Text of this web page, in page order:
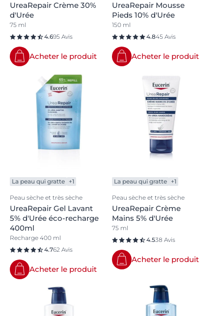
UreaRepair Crème 30%
d'Urée
75 ml
4.695 Avis
Acheter le produit
UreaRepair Mousse
Pieds 10% d'Urée
150 ml
4.845 Avis
Acheter le produit
La peau qui gratte +1
Peau sèche et très sèche
UreaRepair Gel Lavant
5% d'Urée éco-recharge
400ml
Recharge 400 ml
4.762 Avis
Acheter le produit
La peau qui gratte +1
Peau sèche et très sèche
UreaRepair Crème
Mains 5% d'Urée
75 ml
4.538 Avis
Acheter le produit